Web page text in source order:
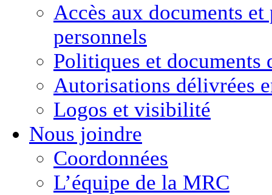
Accès aux documents et
personnels
Politiques et documents
Autorisations délivrées
Logos et visibilité
Nous joindre
Coordonnées
L’équipe de la MRC